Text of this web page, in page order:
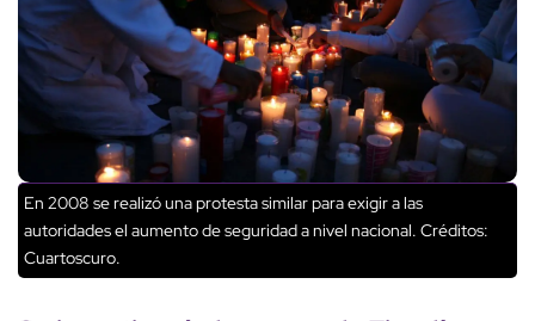
En 2008 se realizó una protesta similar para exigir a las
autoridades el aumento de seguridad a nivel nacional. Créditos:
Cuartoscuro.